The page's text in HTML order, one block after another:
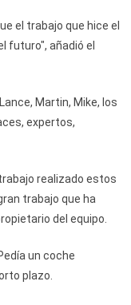
el trabajo que hice el
futuro", añadió el
Martin, Mike, los
expertos,
realizado estos
trabajo que ha
del equipo.
un coche
plazo.